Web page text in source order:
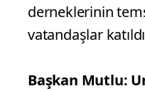
derneklerinin
vatandaşlar
Başkan Mutlu: